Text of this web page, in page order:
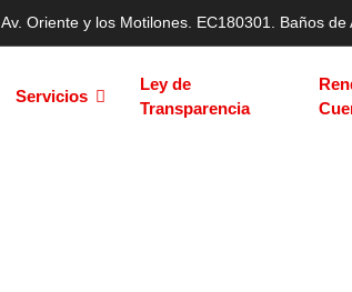
Av. Oriente y los Motilones. EC180301. Baños de
Servicios
Ley de
Transparencia